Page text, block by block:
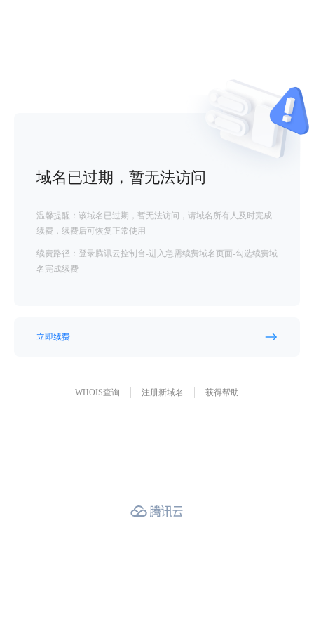
域名已过期，暂无法访问
温馨提醒：该域名已过期，暂无法访问，请域名所有人及时完成
续费，续费后可恢复正常使用
续费路径：登录腾讯云控制台-进入急需续费域名页面-勾选续费域
名完成续费
立即续费
WHOIS查询 注册新域名 获得帮助